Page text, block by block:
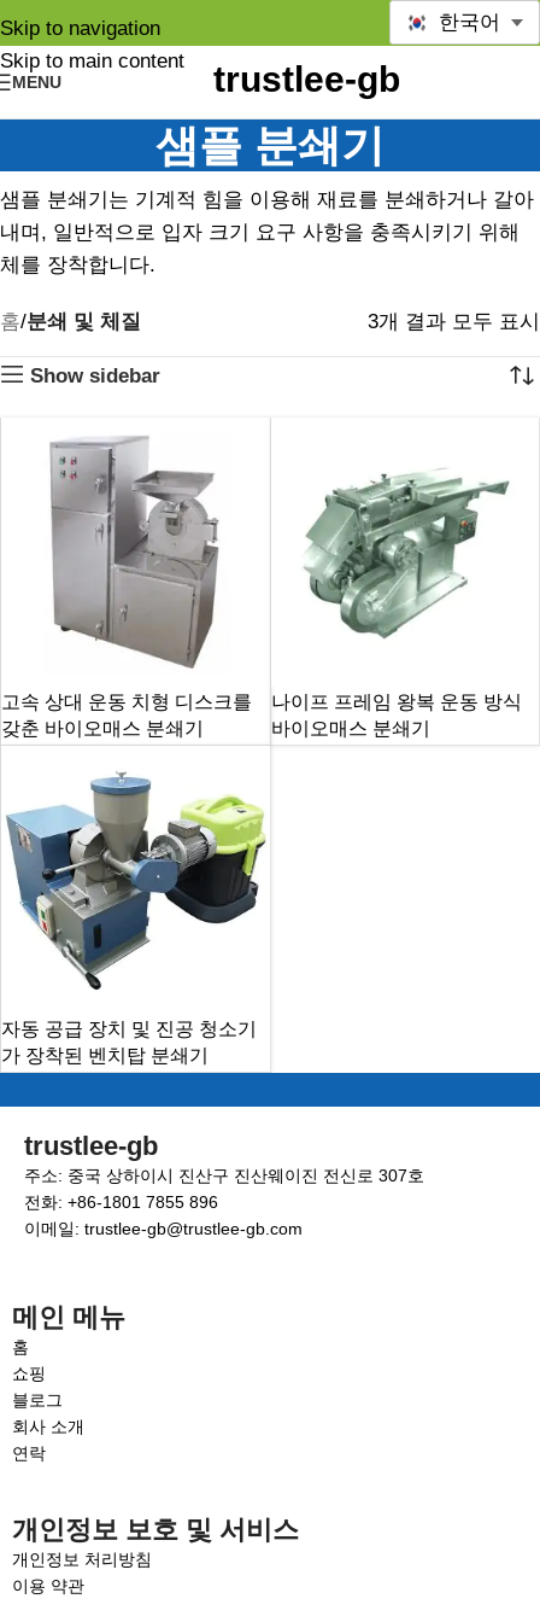
Skip to navigation
Skip to main content
MENU
한국어
샘플 분쇄기
샘플 분쇄기는 기계적 힘을 이용해 재료를 분쇄하거나 갈아
내며, 일반적으로 입자 크기 요구 사항을 충족시키기 위해
체를 장착합니다.
홈 분쇄 및 체질 3개 결과 모두 표시
Show sidebar
고속 상대 운동 치형 디스크를
갖춘 바이오매스 분쇄기
나이프 프레임 왕복 운동 방식
바이오매스 분쇄기
자동 공급 장치 및 진공 청소기
가 장착된 벤치탑 분쇄기
trustlee-gb
주소: 중국 상하이시 진산구 진산웨이진 전신로 307호
전화: +86-1801 7855 896
이메일: trustlee-gb@trustlee-gb.com
메인 메뉴
홈
쇼핑
블로그
회사 소개
연락
개인정보 보호 및 서비스
개인정보 처리방침
이용 약관